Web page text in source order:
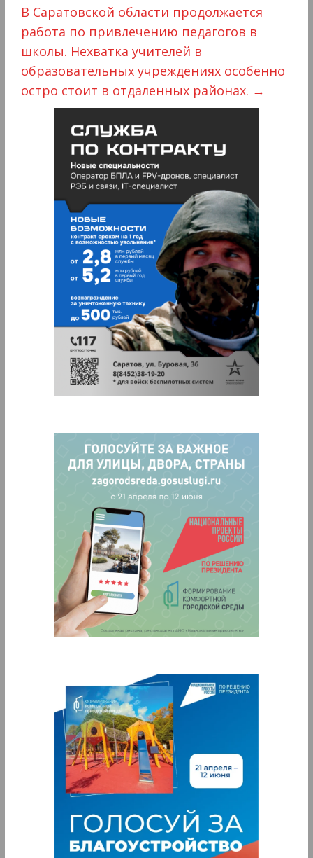
В Саратовской области продолжается
работа по привлечению педагогов в
школы. Нехватка учителей в
образовательных учреждениях особенно
остро стоит в отдаленных районах. →